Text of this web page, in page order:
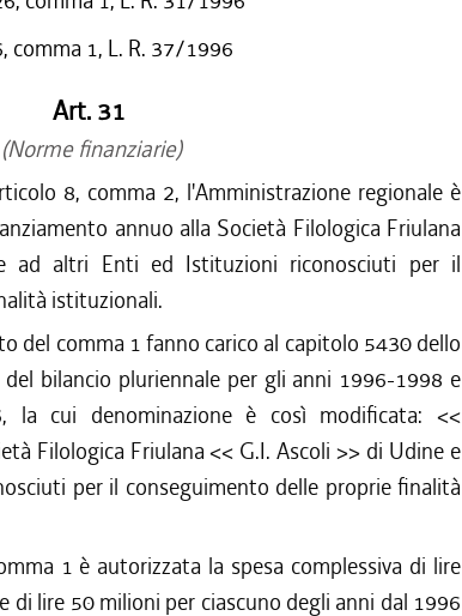
comma 1, L. R. 37/1996
Art. 31
(Norme finanziarie)
8, comma 2, l'Amministrazione regionale è
annuo alla Società Filologica Friulana
ad altri Enti ed Istituzioni riconosciuti per il
istituzionali.
del comma 1 fanno carico al capitolo 5430 dello
bilancio pluriennale per gli anni 1996-1998 e
la cui denominazione è così modificata: <<
Filologica Friulana << G.I. Ascoli >> di Udine e
per il conseguimento delle proprie finalità
1 è autorizzata la spesa complessiva di lire
di lire 50 milioni per ciascuno degli anni dal 1996